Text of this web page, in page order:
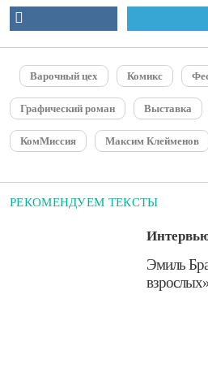
Варочный цех Комикс
Графический роман Выставка
КомМиссия Максим Клейменов
РЕКОМЕНДУЕМ ТЕКСТЫ
​Эмиль